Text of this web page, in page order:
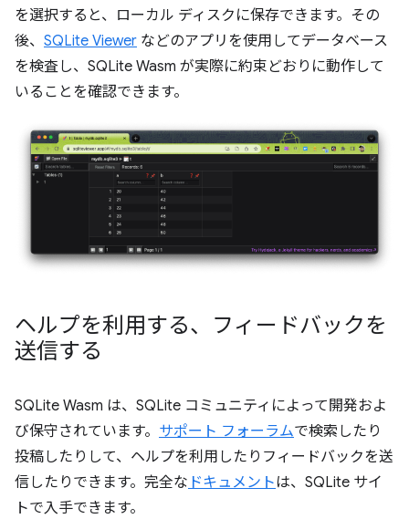
を選択すると、ローカル ディスクに保存できます。その
後、 SQLite Viewer などのアプリを使用してデータベース
を検査し、SQLite Wasm が実際に約束どおりに動作して
いることを確認できます。
ヘルプを利用する、フィードバックを
送信する
SQLite Wasm は、SQLite コミュニティによって開発およ
び保守されています。 サポート フォーラムで検索したり
投稿したりして、ヘルプを利用したりフィードバックを送
信したりできます。完全な ドキュメントは、SQLite サイ
トで入手できます。